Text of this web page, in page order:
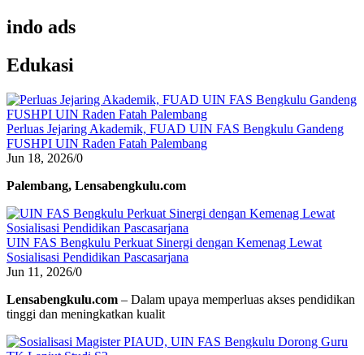
indo ads
Edukasi
Perluas Jejaring Akademik, FUAD UIN FAS Bengkulu Gandeng
FUSHPI UIN Raden Fatah Palembang
Jun 18, 2026/0
Palembang, Lensabengkulu.com
UIN FAS Bengkulu Perkuat Sinergi dengan Kemenag Lewat
Sosialisasi Pendidikan Pascasarjana
Jun 11, 2026/0
Lensabengkulu.com – Dalam upaya memperluas akses pendidikan
tinggi dan meningkatkan kualit